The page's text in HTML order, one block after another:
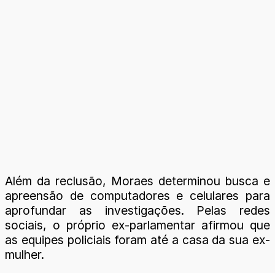
Além da reclusão, Moraes determinou busca e
apreensão de computadores e celulares para
aprofundar as investigações. Pelas redes
sociais, o próprio ex-parlamentar afirmou que
as equipes policiais foram até a casa da sua ex-
mulher.